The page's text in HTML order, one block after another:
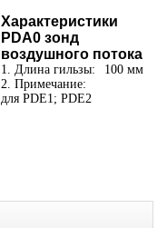
Характеристики
PDA0 зонд
воздушного потока
1. Длина гильзы:
100 мм
2. Примечание:
для PDE1; PDE2